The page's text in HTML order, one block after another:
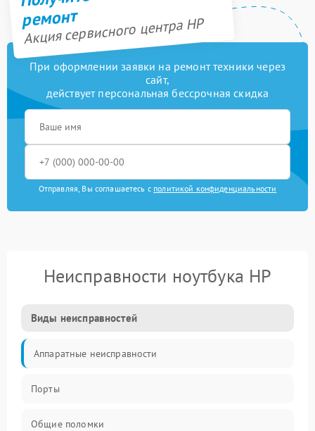
ремонт
Акция сервисного центра HP
При оформлении заявки на ремонт техники через
сайт,
действует персональная бессрочная скидка
Отправляя, Вы соглашаетесь с политикой конфиденциальности
Неисправности ноутбука HP
Виды неисправностей
Аппаратные неисправности
Порты
Общие поломки